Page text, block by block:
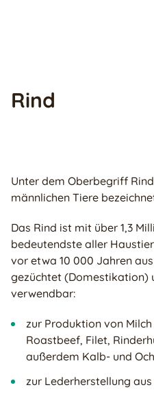
Rind
Unter dem Oberbegriff
männlichen Tiere
Das Rind ist mit über 1,3
bedeutendste aller
vor etwa 10 000 Jahren
gezüchtet (Domestikation)
verwendbar:
zur Produktion von
Roastbeef, Filet,
außerdem Kalb- und
zur Lederherstellung